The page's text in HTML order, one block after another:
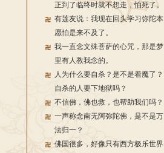
正到了临终时就不想走，怕死了。
有莲友说：我现在回头学习弥陀本
愿怕是来不及了。
我一直念文殊菩萨的心咒，那是梦
里有人教我念的。
人为什么要自杀？是不是着魔了？
自杀的人要下地狱吗？
不信佛，佛也救，也帮助我们吗？
一声称念南无阿弥陀佛，是不是万
法归一？
佛国很多，好像只有西方极乐世界